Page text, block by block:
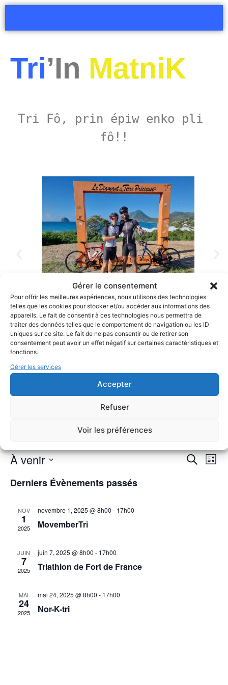
Gérer le consentement
Pour offrir les meilleures expériences, nous utilisons des technologies
telles que les cookies pour stocker et/ou accéder aux informations des
appareils. Le fait de consentir à ces technologies nous permettra de
traiter des données telles que le comportement de navigation ou les ID
uniques sur ce site. Le fait de ne pas consentir ou de retirer son
consentement peut avoir un effet négatif sur certaines caractéristiques et
fonctions.
Gérer les services
Accepter
Refuser
Voir les préférences
Tri’In MatniK
Tri Fô, prin épiw enko pli
fô!!
Il n’y a pas d’évènements à venir.
Recherche
Liste
À venir
une
date.
Derniers Évènements passés
NOV
1
2025
novembre 1, 2025 @ 8h00 - 17h00
MovemberTri
JUIN
7
2025
juin 7, 2025 @ 8h00 - 17h00
Triathlon de Fort de France
MAI
24
2025
mai 24, 2025 @ 8h00 - 17h00
Nor-K-tri